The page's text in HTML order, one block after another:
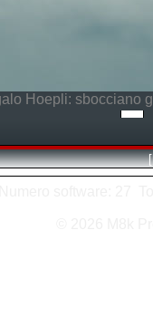
Hoepli: sbocciano
[